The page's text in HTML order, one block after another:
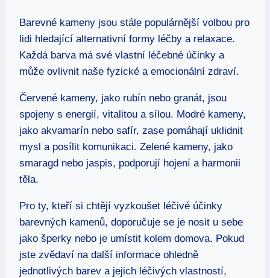
Barevné kameny jsou stále populárnější volbou pro
lidi hledající alternativní formy léčby a relaxace.
Každá barva má své vlastní léčebné účinky a
může ovlivnit naše fyzické a emocionální zdraví.
Červené kameny, jako rubín nebo granát, jsou
spojeny s energií, vitalitou a sílou. Modré kameny,
jako akvamarín nebo safír, zase pomáhají uklidnit
mysl a posílit komunikaci. Zelené kameny, jako
smaragd nebo jaspis, podporují hojení a harmonii
těla.
Pro ty, kteří si chtějí vyzkoušet léčivé účinky
barevných kamenů, doporučuje se je nosit u sebe
jako šperky nebo je umístit kolem domova. Pokud
jste zvědaví na další informace ohledně
jednotlivých barev a jejich léčivých vlastností,